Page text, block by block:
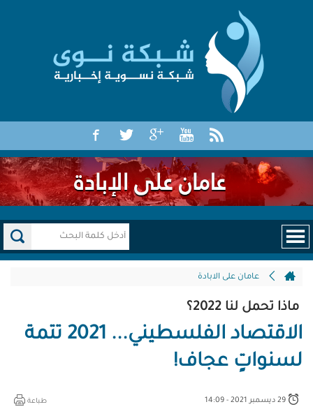
عامان على الابادة
ماذا تحمل لنا 2022؟
الاقتصاد الفلسطيني... 2021 تتمة
لسنواتٍ عجاف!
طباعة